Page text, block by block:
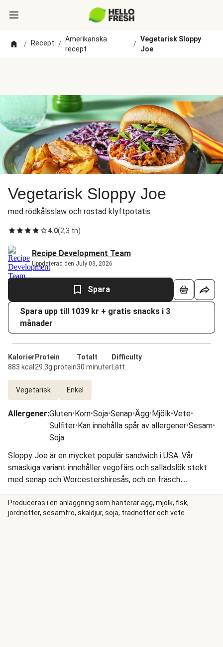
/ Recept /
Amerikanska
recept
/
Vegetarisk Sloppy
Joe
Vegetarisk Sloppy Joe
med rödkålsslaw och rostad klyftpotatis
4.0(2,3 tn)
Recipe Development Team
Uppdaterad den July 03, 2026
Spara
Spara upp till 1039 kr + gratis snacks i 3
månader
Kalorier
883 kcal
Protein
29.3g protein
Totalt
30 minuter
Difficulty
Lätt
Vegetarisk Enkel
Allergener:Gluten•Korn•Soja•Senap•Ägg•Mjölk•Vete•
Sulfiter•Kan innehålla spår av allergener•Sesam•
Soja
Sloppy Joe är en mycket populär sandwich i USA. Vår
smaskiga variant innehåller vegofärs och salladslök stekt
med senap och Worcestershiresås, och en fräsch
rödkålsslaw. Vi serverar vår Sloppy Joe med hemgjord
krispig klyftpotatis.
Produceras i en anläggning som hanterar ägg, mjölk, fisk,
jordnötter, sesamfrö, skaldjur, soja, trädnötter och vete.